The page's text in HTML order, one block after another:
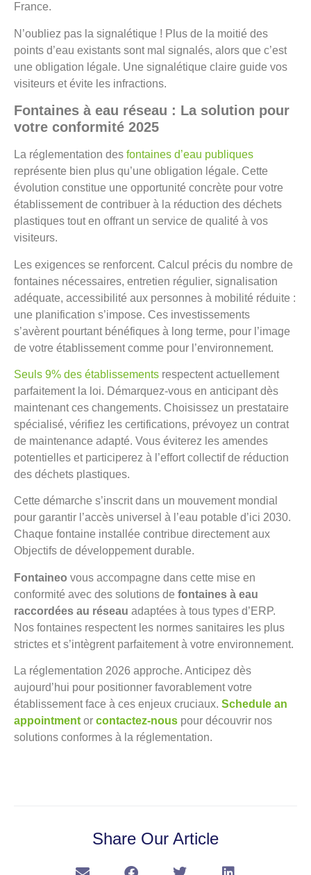
France.
N’oubliez pas la signalétique ! Plus de la moitié des
points d’eau existants sont mal signalés, alors que c’est
une obligation légale. Une signalétique claire guide vos
visiteurs et évite les infractions.
Fontaines à eau réseau : La solution pour
votre conformité 2025
La réglementation des fontaines d’eau publiques
représente bien plus qu’une obligation légale. Cette
évolution constitue une opportunité concrète pour votre
établissement de contribuer à la réduction des déchets
plastiques tout en offrant un service de qualité à vos
visiteurs.
Les exigences se renforcent. Calcul précis du nombre de
fontaines nécessaires, entretien régulier, signalisation
adéquate, accessibilité aux personnes à mobilité réduite :
une planification s’impose. Ces investissements
s’avèrent pourtant bénéfiques à long terme, pour l’image
de votre établissement comme pour l’environnement.
Seuls 9% des établissements respectent actuellement
parfaitement la loi. Démarquez-vous en anticipant dès
maintenant ces changements. Choisissez un prestataire
spécialisé, vérifiez les certifications, prévoyez un contrat
de maintenance adapté. Vous éviterez les amendes
potentielles et participerez à l’effort collectif de réduction
des déchets plastiques.
Cette démarche s’inscrit dans un mouvement mondial
pour garantir l’accès universel à l’eau potable d’ici 2030.
Chaque fontaine installée contribue directement aux
Objectifs de développement durable.
Fontaineo vous accompagne dans cette mise en
conformité avec des solutions de fontaines à eau
raccordées au réseau adaptées à tous types d’ERP.
Nos fontaines respectent les normes sanitaires les plus
strictes et s’intègrent parfaitement à votre environnement.
La réglementation 2026 approche. Anticipez dès
aujourd’hui pour positionner favorablement votre
établissement face à ces enjeux cruciaux. Schedule an
appointment or contactez-nous pour découvrir nos
solutions conformes à la réglementation.
Share Our Article